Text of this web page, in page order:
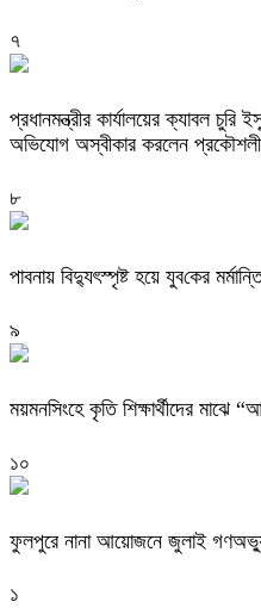
৭
প্রধানমন্ত্রীর কার্যালয়ের ক্যাবল চুরি
অভিযোগ অস্বীকার করলেন
৮
পাবনায় বিদ্যুৎস্পৃষ্ট হয়ে যুব‌কের
৯
ময়মনসিংহে কৃতি শিক্ষার্থীদের মাঝে
১০
ফুলপুরে নানা আয়োজনে জুলাই
১